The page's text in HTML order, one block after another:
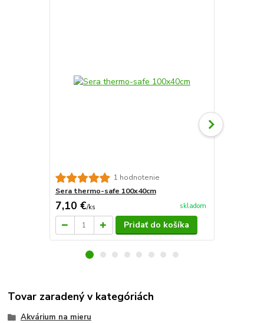
1 hodnotenie
Sera thermo-safe 100x40cm
7,10 €/ks skladom
Pridať do košíka
Tovar zaradený v kategóriách
Akvárium na mieru